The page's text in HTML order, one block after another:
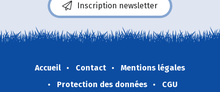
Inscription newsletter
Accueil Contact
Mentions légales
Protection des données
CGU